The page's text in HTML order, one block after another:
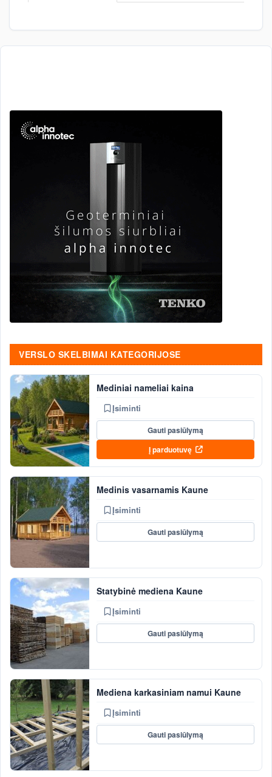
VERSLO SKELBIMAI KATEGORIJOSE
Mediniai nameliai kaina
Įsiminti
Gauti pasiūlymą
Į parduotuvę
Medinis vasarnamis Kaune
Įsiminti
Gauti pasiūlymą
Statybinė mediena Kaune
Įsiminti
Gauti pasiūlymą
Mediena karkasiniam namui Kaune
Įsiminti
Gauti pasiūlymą